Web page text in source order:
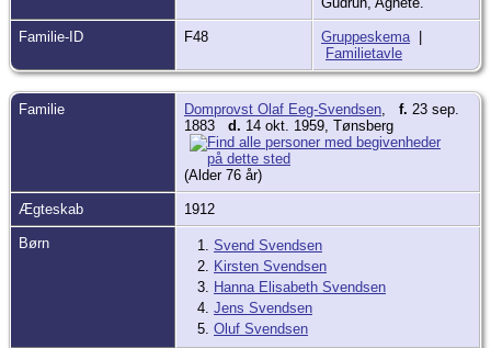
Familie-ID F48 Gruppeskema|
Familietavle
Familie Domprovst Olaf Eeg-Svendsen, f. 23 sep.
1883 d. 14 okt. 1959, Tønsberg
(Alder 76 år)
Ægteskab 1912
Børn 1. Svend Svendsen
2. Kirsten Svendsen
3. Hanna Elisabeth Svendsen
4. Jens Svendsen
5. Oluf Svendsen